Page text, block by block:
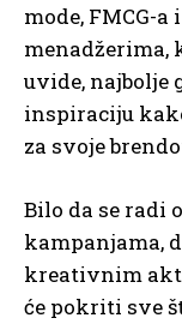
mode, FMCG-
menadžerima,
uvide, najbolje
inspiraciju
za svoje
Bilo da se radi
kampanjama,
kreativnim
će pokriti sve